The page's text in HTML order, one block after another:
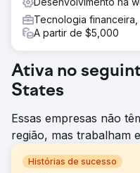
Tecnologia financeira,
A partir de $5,000
Ativa no
States
Essas empresas não
região, mas trabalham
Histórias de sucesso